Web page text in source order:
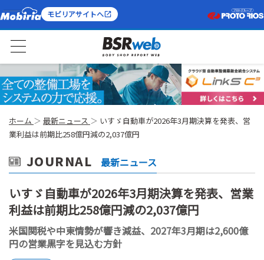
モビリアサイトへ
ホーム 最新ニュース
いすゞ自動車が2026年3月期決算を発表、営
業利益は前期比258億円減の2,037億円
JOURNAL 最新ニュース
いすゞ自動車が2026年3月期決算を発表、営業
利益は前期比258億円減の2,037億円
米国関税や中東情勢が響き減益、2027年3月期は2,600億
円の営業黒字を見込む方針